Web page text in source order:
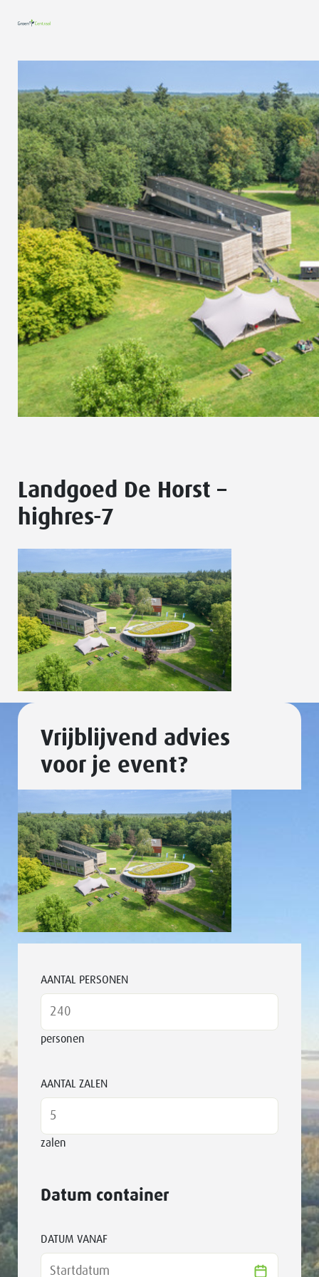
Landgoed De Horst –
highres-7
Vrijblijvend advies
voor je event?
AANTAL PERSONEN
personen
AANTAL ZALEN
zalen
Datum container
DATUM VANAF